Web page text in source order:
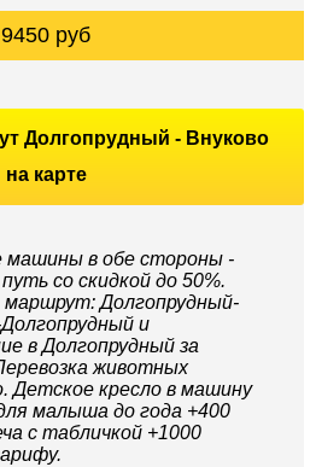
9450 руб
Долгопрудный - Внуково
на карте
машины в обе стороны -
со скидкой до 50%.
Долгопрудный-
и
в Долгопрудный за
животных
Детское кресло в машину
малыша до года +400
с табличкой +1000